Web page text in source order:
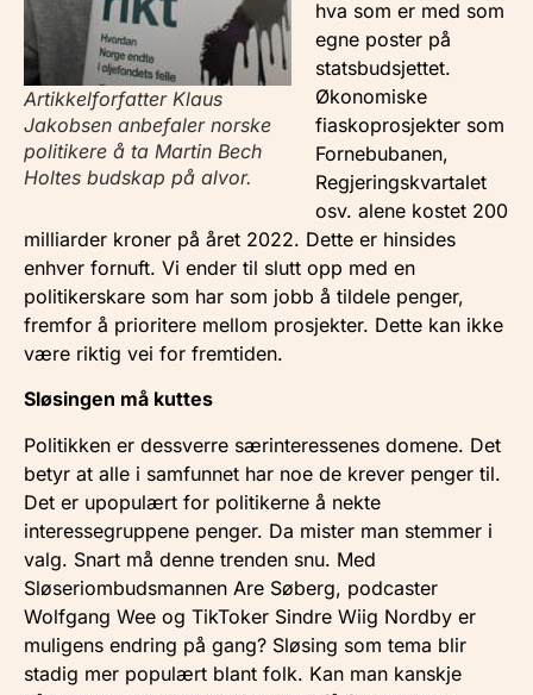
Artikkelforfatter Klaus
Jakobsen anbefaler norske
politikere å ta Martin Bech
Holtes budskap på alvor.
hva som er med som
egne poster på
statsbudsjettet.
Økonomiske
fiaskoprosjekter som
Fornebubanen,
Regjeringskvartalet
osv. alene kostet 200
milliarder kroner på året 2022. Dette er hinsides
enhver fornuft. Vi ender til slutt opp med en
politikerskare som har som jobb å tildele penger,
fremfor å prioritere mellom prosjekter. Dette kan ikke
være riktig vei for fremtiden.
Sløsingen må kuttes
Politikken er dessverre særinteressenes domene. Det
betyr at alle i samfunnet har noe de krever penger til.
Det er upopulært for politikerne å nekte
interessegruppene penger. Da mister man stemmer i
valg. Snart må denne trenden snu. Med
Sløseriombudsmannen Are Søberg, podcaster
Wolfgang Wee og TikToker Sindre Wiig Nordby er
muligens endring på gang? Sløsing som tema blir
stadig mer populært blant folk. Kan man kanskje